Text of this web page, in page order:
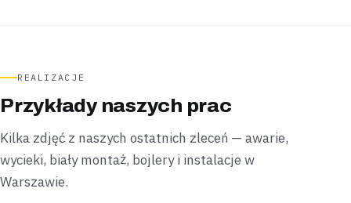
„W kawalerce po wieczornym prysznicu ciśnienie
wody nagle spadło do zera.”
Sprawdziliśmy zawór główny i znaleźliśmy
zapowietrzone podejście po awarii u sąsiadów,
ciśnienie
wróciło jeszcze tego samego wieczoru
Naprawione Wieczorny wyjazd
REALIZACJE
Przykłady naszych prac
Kilka zdjęć z naszych ostatnich zleceń — awarie,
wycieki, biały montaż, bojlery i instalacje w
Warszawie.